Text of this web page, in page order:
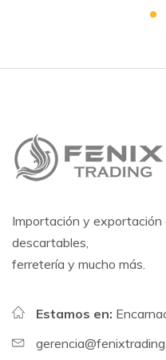
Importación y exportación
descartables,
ferretería y mucho más.
Estamos en: